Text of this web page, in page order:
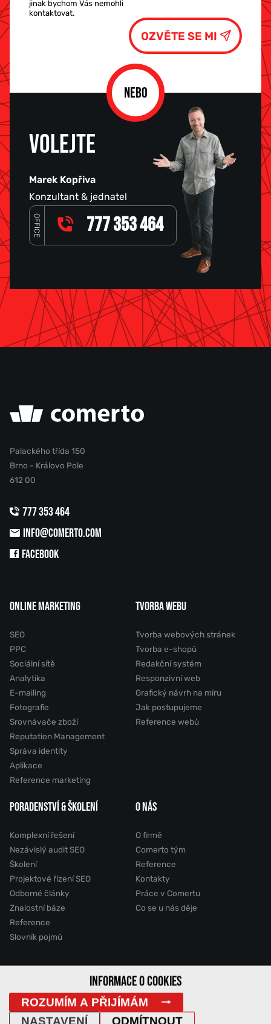
jinak bychom Vás nemohli
kontaktovat.
NEBO
VOLEJTE
Marek Kopřiva
Konzultant & jednatel
OFFICE 777 353 464
Palackého třída 150
Brno - Královo Pole
612 00
777 353 464
INFO@COMERTO.COM
FACEBOOK
ONLINE MARKETING
SEO
PPC
Sociální sítě
Analytika
E-mailing
Fotografie
Srovnávače zboží
Reputation Management
Správa identity
Aplikace
Reference marketing
TVORBA WEBU
Tvorba webových stránek
Tvorba e-shopů
Redakční systém
Responzivní web
Grafický návrh na míru
Jak postupujeme
Reference webů
PORADENSTVÍ & ŠKOLENÍ
Komplexní řešení
Nezávislý audit SEO
Školení
Projektové řízení SEO
Odborné články
Znalostní báze
Reference
Slovník pojmů
O NÁS
O firmě
Comerto tým
Reference
Kontakty
Práce v Comertu
Co se u nás děje
2011 - 2026 © Comerto, s.r.o.
Mapa stránek GDPR Cookies Vyhledávání
INFORMACE O COOKIES
ROZUMÍM A PŘIJÍMÁM
ODMÍTNOUT
NASTAVENÍ